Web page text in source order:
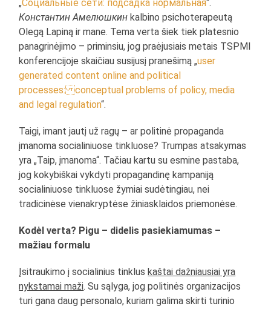
„Социальные сети: подсадка нормальная“.
Константин Амелюшкин kalbino psichoterapeutą
Olegą Lapiną ir mane. Tema verta šiek tiek platesnio
panagrinėjimo – priminsiu, jog praėjusiais metais TSPMI
konferencijoje skaičiau susijusį pranešimą „user
generated content online and political
processes: conceptual problems of policy, media
and legal regulation“.
Taigi, imant jautį už ragų – ar politinė propaganda
įmanoma socialiniuose tinkluose? Trumpas atsakymas
yra „Taip, įmanoma“. Tačiau kartu su esmine pastaba,
jog kokybiškai vykdyti propagandinę kampaniją
socialiniuose tinkluose žymiai sudėtingiau, nei
tradicinėse vienakryptėse žiniasklaidos priemonėse.
Kodėl verta? Pigu – didelis pasiekiamumas –
mažiau formalu
Įsitraukimo į socialinius tinkluskaštai dažniausiai yra
nykstamai maži. Su sąlyga, jog politinės organizacijos
turi gana daug personalo, kuriam galima skirti turinio